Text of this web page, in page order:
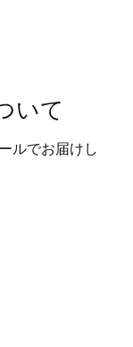
いて
ルでお届けし